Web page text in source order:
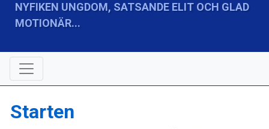
NYFIKEN UNGDOM, SATSANDE ELIT OCH GLAD
MOTIONÄR...
Starten